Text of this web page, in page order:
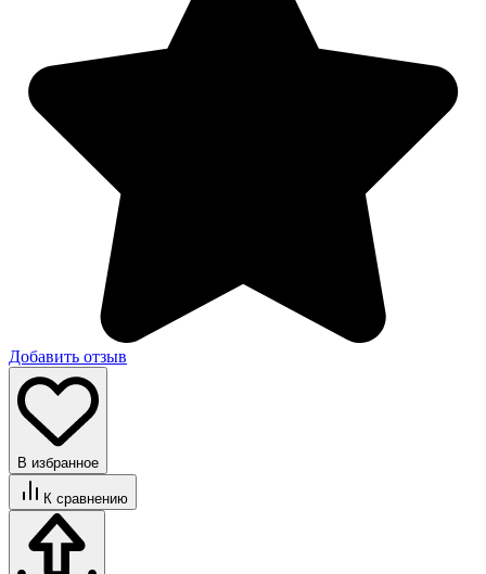
Добавить отзыв
В избранное
К сравнению